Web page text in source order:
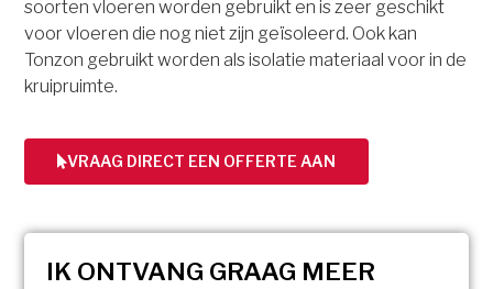
soorten vloeren worden gebruikt en is zeer geschikt
voor vloeren die nog niet zijn geïsoleerd. Ook kan
Tonzon gebruikt worden als isolatie materiaal voor in de
kruipruimte.
VRAAG DIRECT EEN OFFERTE AAN
IK ONTVANG GRAAG MEER